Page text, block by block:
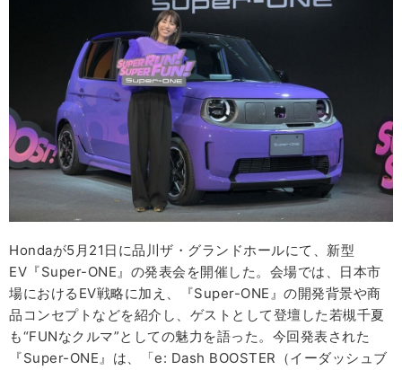
Hondaが5月21日に品川ザ・グランドホールにて、新型
EV『Super-ONE』の発表会を開催した。会場では、日本市
場におけるEV戦略に加え、『Super-ONE』の開発背景や商
品コンセプトなどを紹介し、ゲストとして登壇した若槻千夏
も“FUNなクルマ”としての魅力を語った。今回発表された
『Super-ONE』は、「e: Dash BOOSTER（イーダッシュブ